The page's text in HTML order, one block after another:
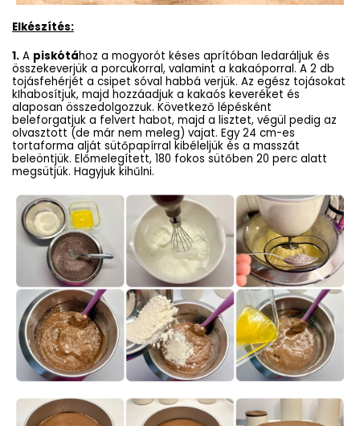
Elkészítés:
1. A piskótához a mogyorót késes aprítóban ledaráljuk és
összekeverjük a porcukorral, valamint a kakaóporral. A 2 db
tojásfehérjét a csipet sóval habbá verjük. Az egész tojásokat
kIhabosítjuk, majd hozzáadjuk a kakaós keveréket és
alaposan összedolgozzuk. Következő lépésként
beleforgatjuk a felvert habot, majd a lisztet, végül pedig az
olvasztott (de már nem meleg) vajat. Egy 24 cm-es
tortaforma alját sütőpapírral kibéleljük és a masszát
beleöntjük. Előmelegített, 180 fokos sütőben 20 perc alatt
megsütjük. Hagyjuk kihűlni.